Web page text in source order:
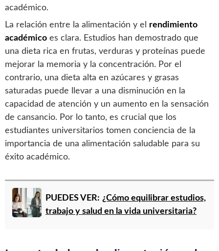
académico.
La relación entre la alimentación y el rendimiento
académico es clara. Estudios han demostrado que
una dieta rica en frutas, verduras y proteínas puede
mejorar la memoria y la concentración. Por el
contrario, una dieta alta en azúcares y grasas
saturadas puede llevar a una disminución en la
capacidad de atención y un aumento en la sensación
de cansancio. Por lo tanto, es crucial que los
estudiantes universitarios tomen conciencia de la
importancia de una alimentación saludable para su
éxito académico.
PUEDES VER: ¿Cómo equilibrar estudios,
trabajo y salud en la vida universitaria?